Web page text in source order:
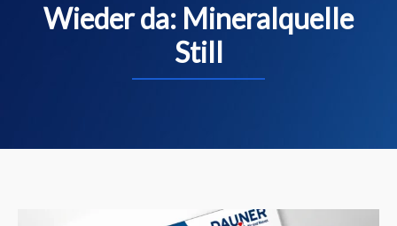
Wieder da: Mineralquelle
Still